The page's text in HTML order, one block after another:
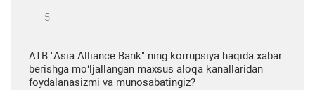
ATB "Asia Alliance Bank" ning korrupsiya haqida xabar
berishga mo‘ljallangan maxsus aloqa kanallaridan
foydalanasizmi va munosabatingiz?